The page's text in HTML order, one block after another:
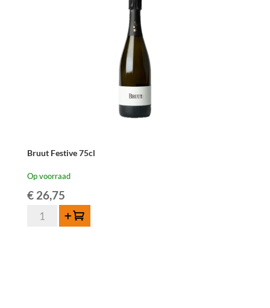
Bruut Festive 75cl
Op voorraad
€26,75
Bruut
Toevoegen